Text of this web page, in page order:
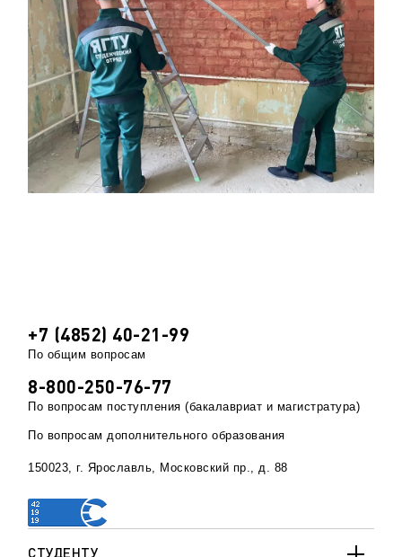
СТУДЕНТУ
+7 (4852) 40-21-99
По общим вопросам
8-800-250-76-77
По вопросам поступления (бакалавриат и магистратура)
По вопросам дополнительного образования
150023, г. Ярославль, Московский пр., д. 88